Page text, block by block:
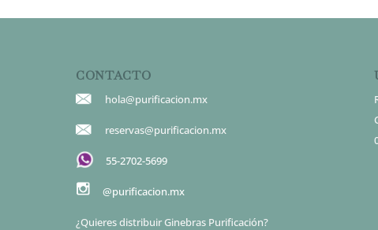
CONTACTO
hola@purificacion.mx
reservas@purificacion.mx
55-2702-5699
@purificacion.mx
¿Quieres distribuir Ginebras Purificación?